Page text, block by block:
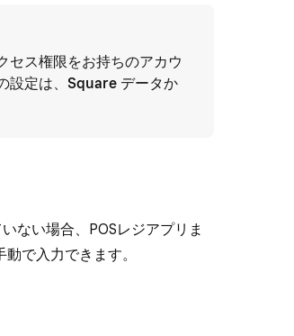
セス権限をお持ちのアカウ
定は、 Square データか
ない場合、POSレジアプリま
で入力できます。